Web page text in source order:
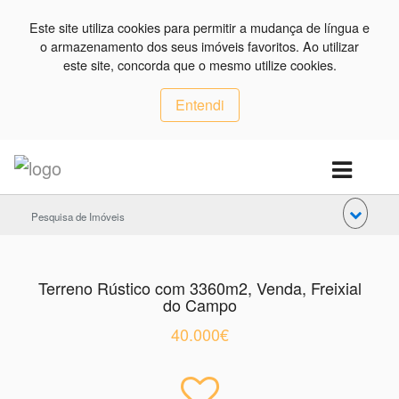
Este site utiliza cookies para permitir a mudança de língua e
o armazenamento dos seus imóveis favoritos. Ao utilizar
este site, concorda que o mesmo utilize cookies.
Entendi
Pesquisa de Imóveis
Terreno Rústico com 3360m2, Venda, Freixial
do Campo
40.000€